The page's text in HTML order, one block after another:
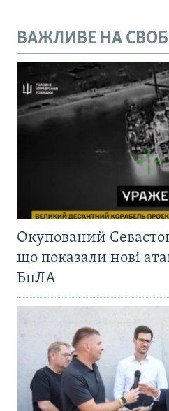
ВАЖЛИВЕ НА
Окупований
що показали нові
БпЛА